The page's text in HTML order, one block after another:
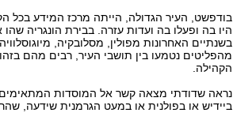
בודפשט, העיר הגדולה, הייתה מרכז המידע בכל
היו בה ופעלו בה ועדות עזרה. בבירת הונגריה שהו
בשנתיים האחרונות מפולין, מסלובקיה,
מהפליטים נטמעו בין תושבי העיר, רבים מהם
הקהילה.
נראה שדודתי מצאה קשר אל המוסדות המתאימים
ביידיש או בפולנית או במעט הגרמנית שידעה,